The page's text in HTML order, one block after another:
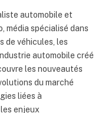
automobile et
média spécialisé dans
de véhicules, les
automobile créé
les nouveautés
du marché
liées à
enjeux